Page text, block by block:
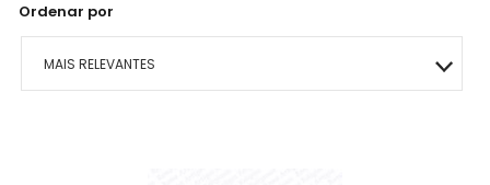
Ordenar por
MAIS RELEVANTES